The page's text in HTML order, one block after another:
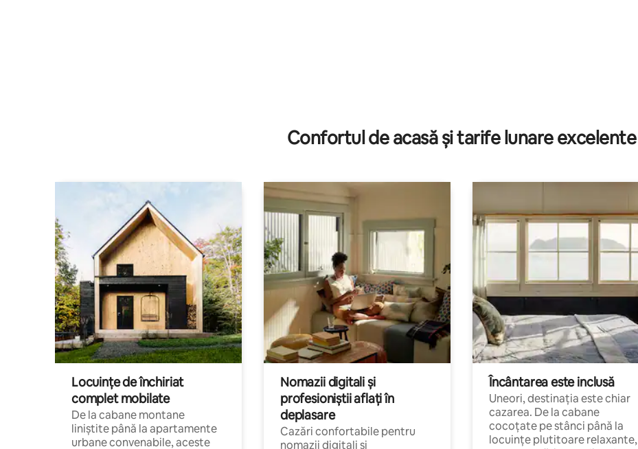
Confortul de acasă și tarife lunare excelente
Locuințe de închiriat
complet mobilate
De la cabane montane
liniștite până la apartamente
urbane convenabile, aceste
Nomazii digitali și
profesioniștii aflați în
deplasare
Cazări confortabile pentru
nomazii digitali și
Încântarea este inclusă
Uneori, destinația este chiar
cazarea. De la cabane
cocoțate pe stânci până la
locuințe plutitoare relaxante,